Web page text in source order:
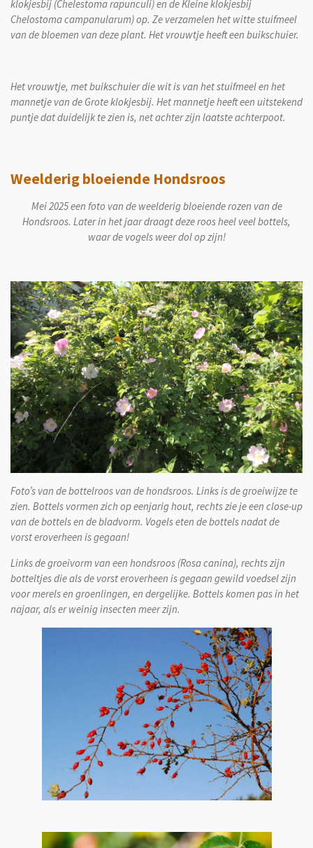
klokjesbij (Chelestoma rapunculi) en de Kleine klokjesbij
Chelostoma campanularum) op. Ze verzamelen het witte stuifmeel
van de bloemen van deze plant. Het vrouwtje heeft een buikschuier.
Het vrouwtje, met buikschuier die wit is van het stuifmeel en het
mannetje van de Grote klokjesbij. Het mannetje heeft een uitstekend
puntje dat duidelijk te zien is, net achter zijn laatste achterpoot.
Weelderig bloeiende Hondsroos
Mei 2025 een foto van de weelderig bloeiende rozen van de
Hondsroos. Later in het jaar draagt deze roos heel veel bottels,
waar de vogels weer dol op zijn!
Foto’s van de bottelroos van de hondsroos. Links is de groeiwijze te
zien. Bottels vormen zich op eenjarig hout, rechts zie je een close-up
van de bottels en de bladvorm. Vogels eten de bottels nadat de
vorst eroverheen is gegaan!
Links de groeivorm van een hondsroos (Rosa canina), rechts zijn
botteltjes die als de vorst eroverheen is gegaan gewild voedsel zijn
voor merels en groenlingen, en dergelijke. Bottels komen pas in het
najaar, als er weinig insecten meer zijn.